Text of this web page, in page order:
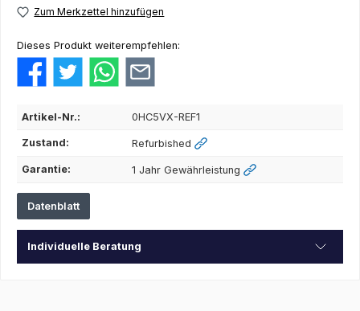
Zum Merkzettel hinzufügen
Dieses Produkt weiterempfehlen:
Artikel-Nr.: 0HC5VX-REF1
Zustand: Refurbished
Garantie: 1 Jahr Gewährleistung
Datenblatt
Individuelle Beratung